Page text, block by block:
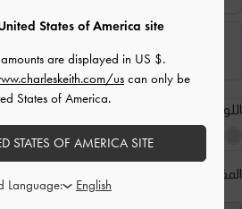
اللون:
المقاس:
States of America site
are displayed in US $.
us can only be
States of America.
STATES OF AMERICA SITE
Language: